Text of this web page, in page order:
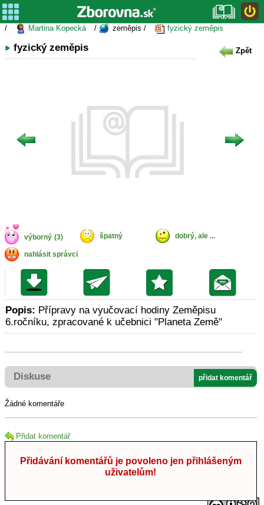
/ Martina Kopecká / zeměpis / fyzický zeměpis
fyzický zeměpis Zpět
výborný (3) špatný dobrý, ale ...
nahlásit správci
Popis: Přípravy na vyučovací hodiny Zeměpisu
6.ročníku, zpracované k učebnici "Planeta Země"
Diskuse přidat komentář
Žádné komentáře
Přidat komentář
Přidávání komentářů je povoleno jen přihlášeným
uživatelům!